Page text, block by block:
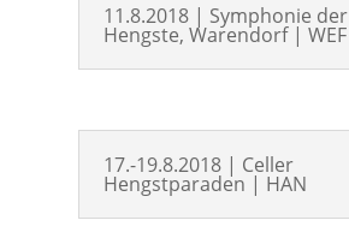
11.8.2018 | Symphonie der
Hengste, Warendorf | WEF
17.-19.8.2018 | Celler
Hengstparaden | HAN